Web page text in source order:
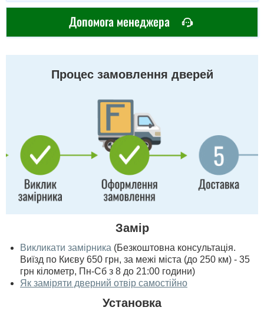
Допомога менеджера
Процес замовлення дверей
Замір
Викликати замірника (Безкоштовна консультація.
Виїзд по Києву 650 грн, за межі міста (до 250 км) - 35
грн кілометр, Пн-Сб з 8 до 21:00 години)
Як заміряти дверний отвір самостійно
Установка